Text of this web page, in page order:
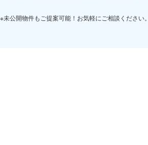
※未公開物件もご提案可能！お気軽にご相談くださ